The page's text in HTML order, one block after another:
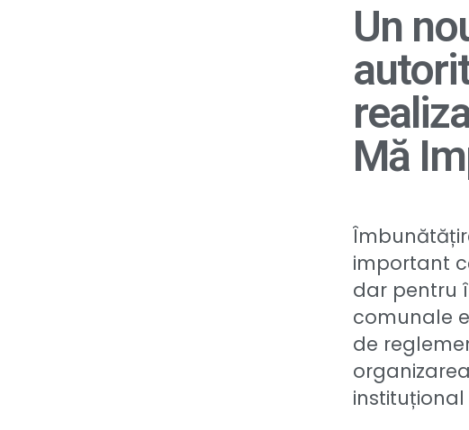
Un
Mă
important
dar pentru
comunale
de